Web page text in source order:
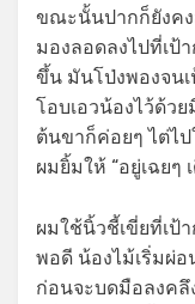
ขณะนั้นปากก็ยังคง
มองลอดลงไปที่เป้
ขึ้น มันโป่งพองจนเ
โอบเอวน้องไว้ด้ว
ต้นขาก็ค่อยๆ ไต่ไ
ผมยิ้มให้ “อยู่เฉยๆ
ผมใช้นิ้วชี้เขี่ยที่เป้
พอดี น้องไม้เริ่มผ่อ
ก่อนจะบดมือลงค